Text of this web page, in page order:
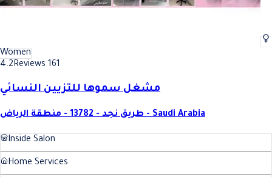
Women
4.2Reviews 161
مشغل سموها للتزيين النسائي
طريق نجد - 13782 - منطقة الرياض - Saudi Arabia
Inside Salon
Home Services